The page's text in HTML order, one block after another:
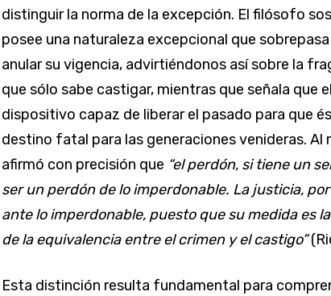
distinguir la norma de la excepción. El filósofo
posee una naturaleza excepcional que
anular su vigencia, advirtiéndonos así sobre la
que sólo sabe castigar, mientras que señala que
dispositivo capaz de liberar el pasado para que
destino fatal para las generaciones venideras.
afirmó con precisión que “el perdón, si tiene un
ser un perdón de lo imperdonable. La justicia,
ante lo imperdonable, puesto que su medida es
de la equivalencia entre el crimen y el castigo”
Esta distinción resulta fundamental para